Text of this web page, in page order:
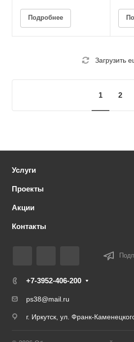
Подробнее
Загрузить
1 2
Услуги
Проекты
Акции
Контакты
+7-3952-406-200
ps38@mail.ru
г. Иркутск, ул. Франк-